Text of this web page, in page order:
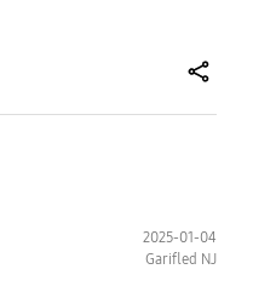
effective problem
Customers benefit
enhanced efficiency,
and trust.
fosters
term value for users
2025-01-04
Garifled NJ